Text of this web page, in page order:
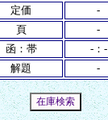
定価
-
頁
-
函：帯
-：-
解題
-